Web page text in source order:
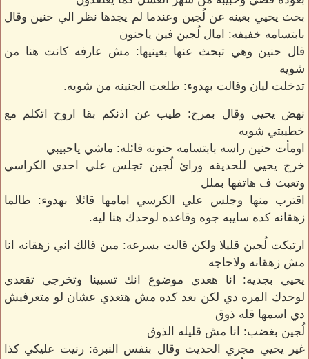
بحث يحيي بعينه عن لُجين وعندما لم يجدها نظر الي حنين وقال
بابتسامه خفيفه: امال لُجين فين ياحنون
قال حنين وهي تبحث عنها بعينيها: مش عارفه كانت هنا من
شويه
تدخلت ليان وقالت بهدوء: طلعت الجنينه من شويه.
نهض يحيي وقال بمرح: طيب عن اذنكم بقا اروح اتكلم مع
خطيبتي شويه
اومأت حنين راسه بابتسامه حنونه قائله: ماشي ياحبيبي
خرج يحيي للحديقه ورائ لُجين تجلس علي احدي الكراسي
وتعبث ف هاتفها بملل
اقترب منها وجلس علي الكرسي امامها قائلا بهدوء: طالما
زهقانه كده سايبه جوه وقاعده لوحدك هنا ليه.
ارتبكت لُجين قليلا ولكن قالت بسرعه: مين قالك اني زهقانه انا
مش زهقانه ولاحاجه
يحيي بجديه: انا هعدي موضوع انك تسبينا وتخرجي تقعدي
لوحدك المره دي لكن بعد كده مش هتعدي عشان لو متعرفيش
دي اسمها قله ذوق
لُجين بغضب: انا مش قليله الذوق
غير يحيي مجري الحديث وقال بنفس النبرة: رنيت عليكي كذا